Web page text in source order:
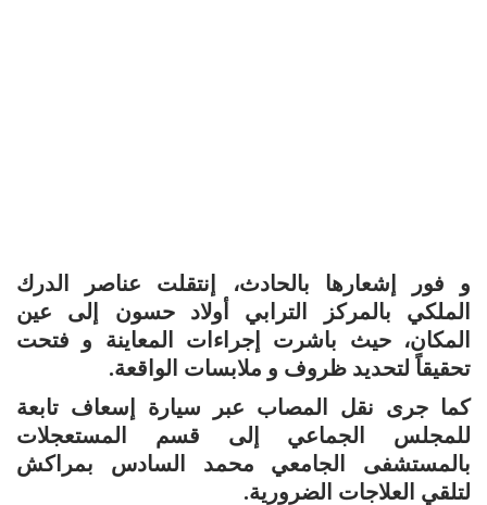
و فور إشعارها بالحادث، إنتقلت عناصر الدرك
الملكي بالمركز الترابي أولاد حسون إلى عين
المكان، حيث باشرت إجراءات المعاينة و فتحت
تحقيقاً لتحديد ظروف و ملابسات الواقعة.
كما جرى نقل المصاب عبر سيارة إسعاف تابعة
للمجلس الجماعي إلى قسم المستعجلات
بالمستشفى الجامعي محمد السادس بمراكش
لتلقي العلاجات الضرورية.